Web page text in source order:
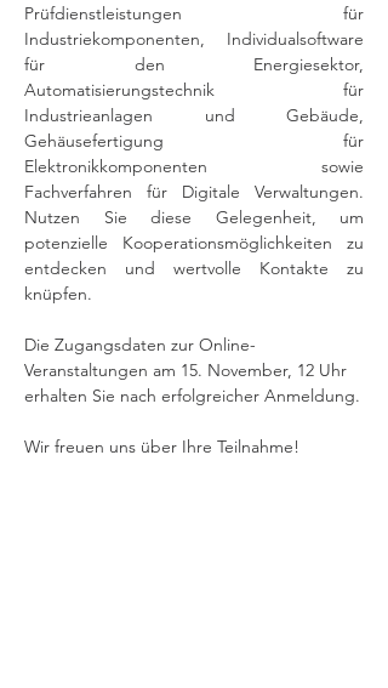
Prüfdienstleistungen für
Industriekomponenten, Individualsoftware
für den Energiesektor,
Automatisierungstechnik für
Industrieanlagen und Gebäude,
Gehäusefertigung für
Elektronikkomponenten sowie
Fachverfahren für Digitale Verwaltungen.
Nutzen Sie diese Gelegenheit, um
potenzielle Kooperationsmöglichkeiten zu
entdecken und wertvolle Kontakte zu
knüpfen.
Die Zugangsdaten zur Online-
Veranstaltungen am 15. November, 12 Uhr
erhalten Sie nach erfolgreicher Anmeldung.
Wir freuen uns über Ihre Teilnahme!